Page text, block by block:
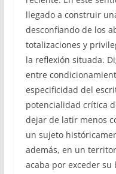
llegado a construir
desconfiando de los
totalizaciones y
la reflexión situada.
entre
especificidad del
potencialidad crítica
dejar de latir menos
un sujeto
además, en un
acaba por exceder